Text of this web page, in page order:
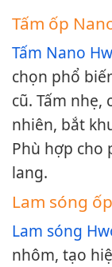
Tấm ốp
Tấm Nano
chọn phổ
cũ. Tấm
nhiên, bắt
Phù hợp cho
lang.
Lam sóng
Lam sóng
nhôm, tạo